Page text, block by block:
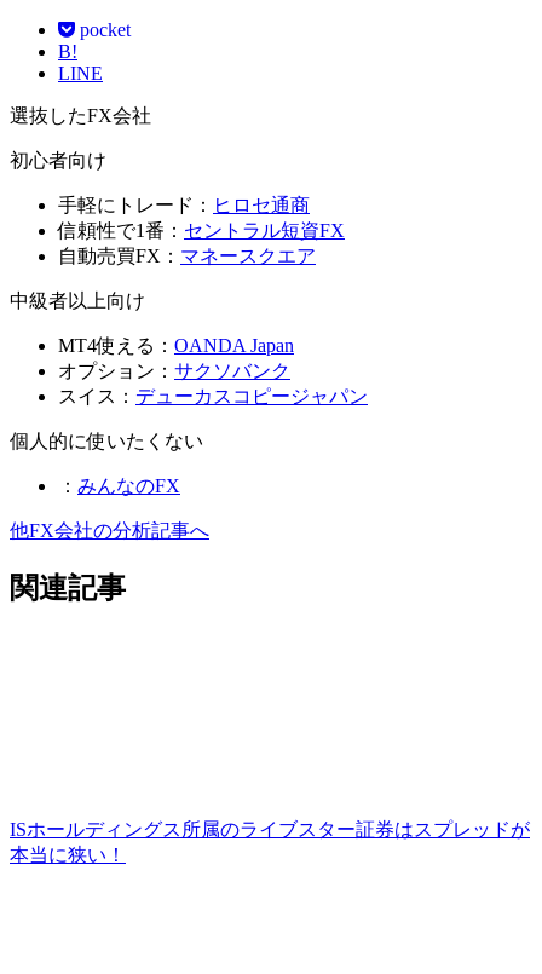
pocket
B!
LINE
選抜したFX会社
初心者向け
手軽にトレード： ヒロセ通商
信頼性で1番： セントラル短資FX
自動売買FX： マネースクエア
中級者以上向け
MT4使える： OANDA Japan
オプション： サクソバンク
スイス： デューカスコピージャパン
個人的に使いたくない
： みんなのFX
他FX会社の分析記事へ
関連記事
ISホールディングス所属のライブスター証券はスプレッドが
本当に狭い！